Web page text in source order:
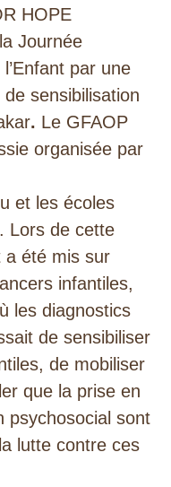
HOPE
Journée
par une
sensibilisation
. Le GFAOP
organisée par
et les écoles
Lors de cette
a été mis sur
infantiles,
les diagnostics
de sensibiliser
de mobiliser
que la prise en
psychosocial sont
lutte contre ces